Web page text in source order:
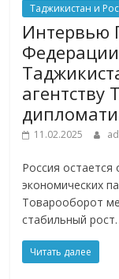
Таджикистан и
Интервью
11.02.2025
Россия
экономических
Товарооборот
стабильный
Читать далее